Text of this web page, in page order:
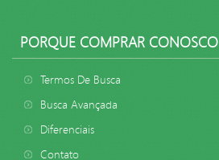
PORQUE COMPRAR CONOSCO
Termos De Busca
Busca Avançada
Diferenciais
Contato